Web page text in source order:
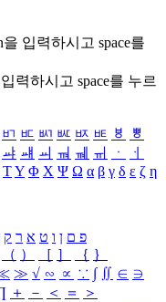
을 입력하시고 space를
력하시고 space를 누르
ㅲ ㅳ ㅴ ㅵ ㅶ ㅷ ㅸ
ㅹ
ㆇ ㆈ ㆉ ㆊ ㆋ ㆌ ㆍ
ㆎ
ΤΥ Φ Χ Ψ Ω α β γ δ ε ζ η
פ ם ן ו ט א ר ק
（ ） ［ ］ ｛ ｝
≫ √ ∽ ∝ ∵ ∫ ∬ ∈ ∋
＋ － ＜ ＝
＞